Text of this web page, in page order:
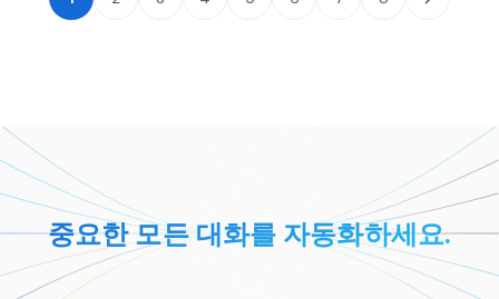
중요한 모든 대화를 자동화하세요.